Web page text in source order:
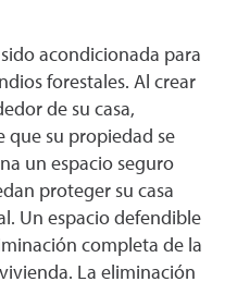
acondicionada para
forestales. Al crear
de su casa,
su propiedad se
un espacio seguro
proteger su casa
Un espacio defendible
completa de la
La eliminación